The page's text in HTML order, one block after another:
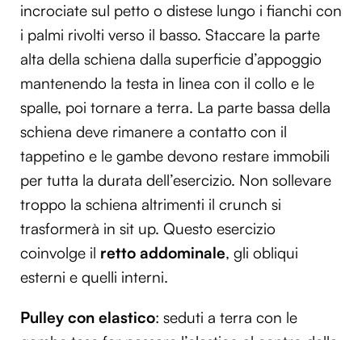
incrociate sul petto o distese lungo i fianchi con
i palmi rivolti verso il basso. Staccare la parte
alta della schiena dalla superficie d’appoggio
mantenendo la testa in linea con il collo e le
spalle, poi tornare a terra. La parte bassa della
schiena deve rimanere a contatto con il
tappetino e le gambe devono restare immobili
per tutta la durata dell’esercizio. Non sollevare
troppo la schiena altrimenti il crunch si
trasformerà in sit up. Questo esercizio
coinvolge il retto addominale, gli obliqui
esterni e quelli interni.
Pulley con elastico: seduti a terra con le